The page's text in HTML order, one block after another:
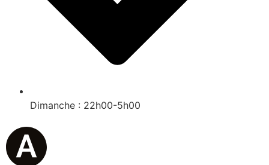
Dimanche : 22h00-5h00